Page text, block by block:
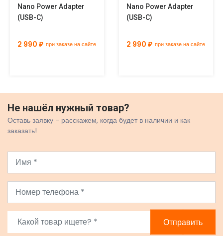
Nano Power Adapter
(USB-C)
2 990 ₽ при заказе на сайте
Nano Power Adapter
(USB-C)
2 990 ₽ при заказе на сайте
Не нашёл нужный товар?
Оставь заявку - расскажем, когда будет в наличии и как
заказать!
Отправить